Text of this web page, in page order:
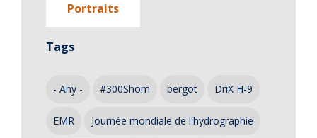
Portraits
Tags
- Any - #300Shom bergot DriX H-9
EMR Journée mondiale de l'hydrographie